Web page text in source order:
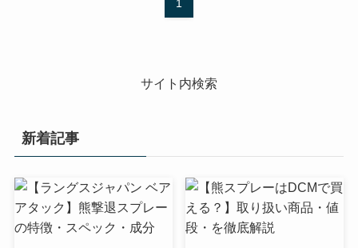
1
サイト内検索
新着記事